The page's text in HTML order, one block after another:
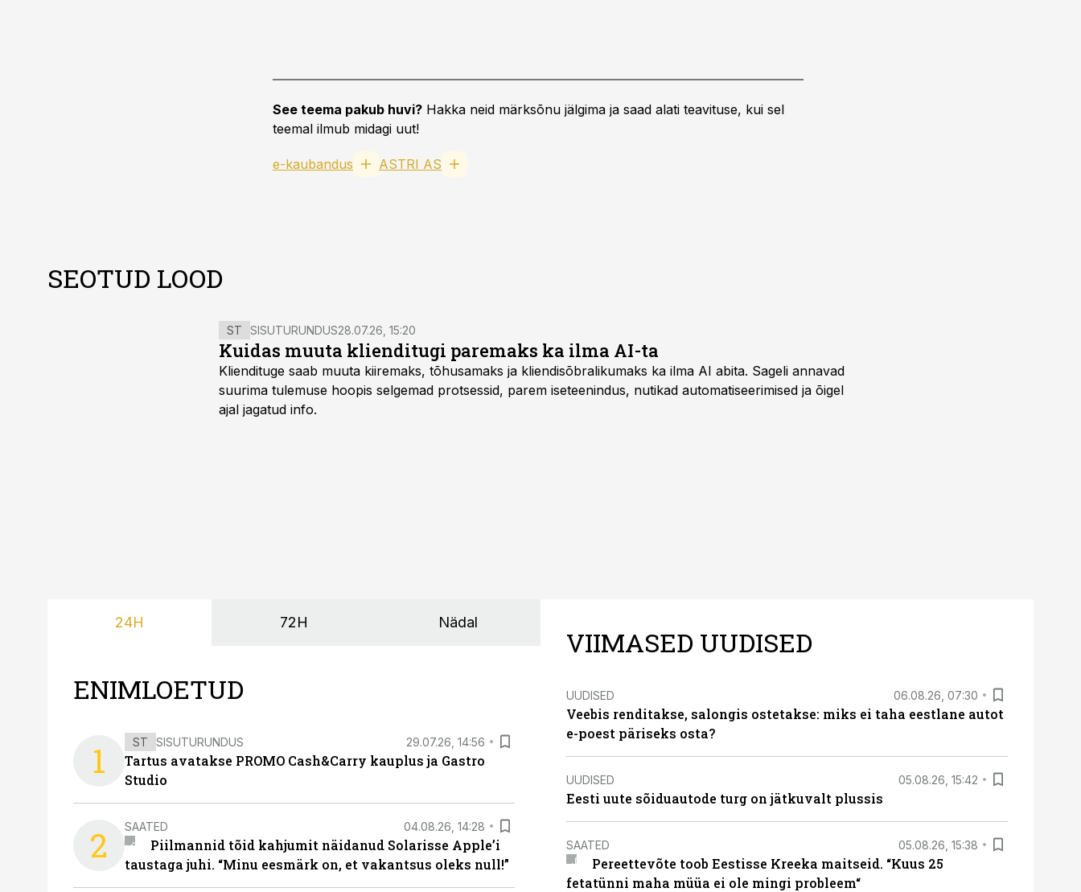
See teema pakub huvi? Hakka neid märksõnu jälgima ja saad alati teavituse, kui sel
teemal ilmub midagi uut!
e-kaubandus ASTRI AS
SEOTUD LOOD
ST SISUTURUNDUS28.07.26, 15:20
Kuidas muuta klienditugi paremaks ka ilma AI-ta
Kliendituge saab muuta kiiremaks, tõhusamaks ja kliendisõbralikumaks ka ilma AI abita. Sageli annavad
suurima tulemuse hoopis selgemad protsessid, parem iseteenindus, nutikad automatiseerimised ja õigel
ajal jagatud info.
24H 72H Nädal
ENIMLOETUD
1 ST SISUTURUNDUS 29.07.26, 14:56
Tartus avatakse PROMO Cash&Carry kauplus ja Gastro
Studio
2 SAATED 04.08.26, 14:28
Piilmannid tõid kahjumit näidanud Solarisse Apple’i
taustaga juhi. “Minu eesmärk on, et vakantsus oleks null!”
VIIMASED UUDISED
UUDISED 06.08.26, 07:30
Veebis renditakse, salongis ostetakse: miks ei taha eestlane autot
e-poest päriseks osta?
UUDISED 05.08.26, 15:42
Eesti uute sõiduautode turg on jätkuvalt plussis
SAATED 05.08.26, 15:38
Pereettevõte toob Eestisse Kreeka maitseid. “Kuus 25
fetatünni maha müüa ei ole mingi probleem“